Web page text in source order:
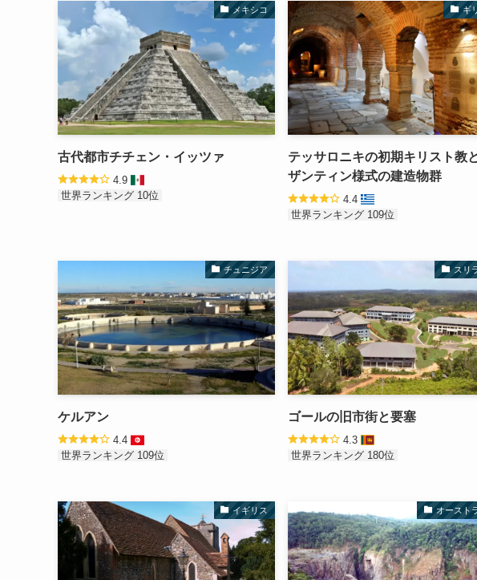
メキシコ
古代都市チチェン・イッツァ
4.9
世界ランキング 10位
ギ
テッサロニキの初期キリスト教
ザンティン様式の建造物群
4.4
世界ランキング 109位
チュニジア
ケルアン
4.4
世界ランキング 109位
スリ
ゴールの旧市街と要塞
4.3
世界ランキング 180位
イギリス オースト